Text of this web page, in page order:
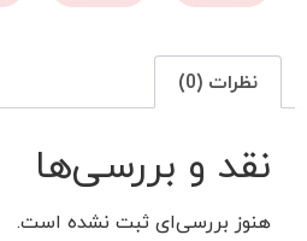
نظرات (0)
نقد و بررسی‌ها
هنوز بررسی‌ای ثبت نشده است.